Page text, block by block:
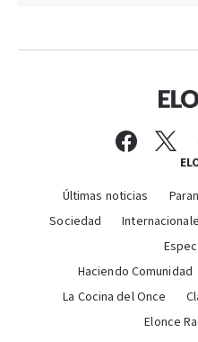
Últimas noticias
Sociedad
Haciendo Comunidad
La Cocina del Once
Elonce